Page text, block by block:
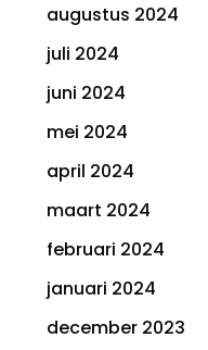
augustus 2024
juli 2024
juni 2024
mei 2024
april 2024
maart 2024
februari 2024
januari 2024
december 2023